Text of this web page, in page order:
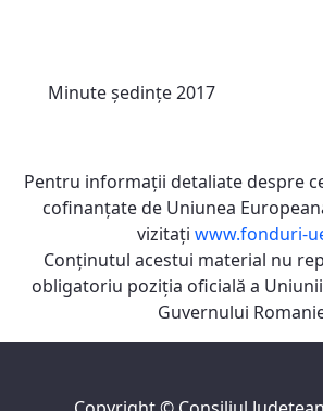
Minute ședințe 2017
Pentru informaţii detaliate despre
cofinanţate de Uniunea
vizitaţi www.fonduri-
Conţinutul acestui material nu
obligatoriu poziţia oficială a
Guvernului